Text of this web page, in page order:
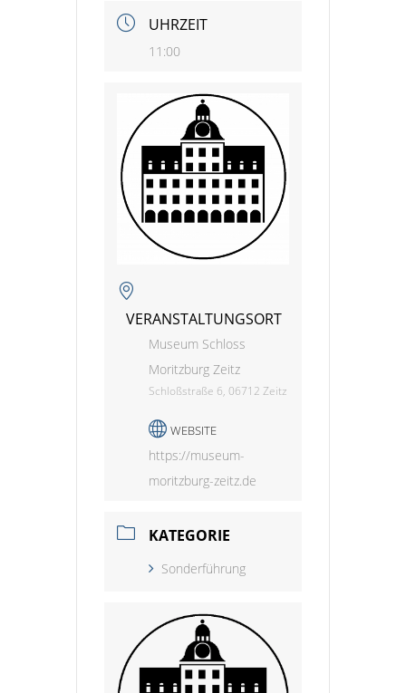
UHRZEIT
11:00
VERANSTALTUNGSORT
Museum Schloss
Moritzburg Zeitz
Schloßstraße 6, 06712 Zeitz
WEBSITE
https://museum-
moritzburg-zeitz.de
KATEGORIE
Sonderführung